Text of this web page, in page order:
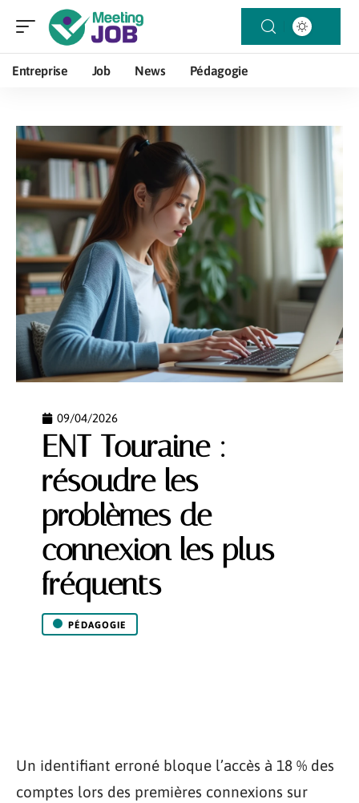
Entreprise Job News Pédagogie
09/04/2026
ENT Touraine :
résoudre les
problèmes de
connexion les plus
fréquents
PÉDAGOGIE
Un identifiant erroné bloque l’accès à 18 % des
comptes lors des premières connexions sur